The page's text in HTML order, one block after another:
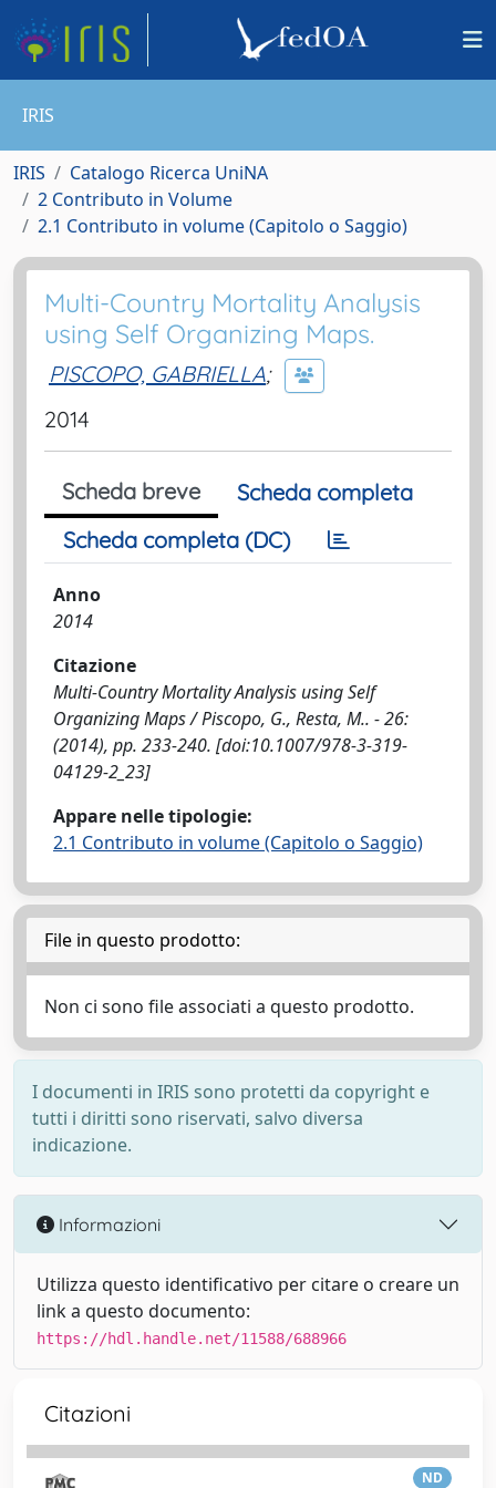
IRIS
IRIS
Catalogo Ricerca UniNA
2 Contributo in Volume
2.1 Contributo in volume (Capitolo o Saggio)
Multi-Country Mortality Analysis
using Self Organizing Maps.
PISCOPO, GABRIELLA;
2014
Scheda breve
Scheda completa
Scheda completa (DC)
Anno
2014
Citazione
Multi-Country Mortality Analysis using Self
Organizing Maps / Piscopo, G., Resta, M.. - 26:
(2014), pp. 233-240. [doi:10.1007/978-3-319-
04129-2_23]
Appare nelle tipologie:
2.1 Contributo in volume (Capitolo o Saggio)
File in questo prodotto:
Non ci sono file associati a questo prodotto.
I documenti in IRIS sono protetti da copyright e
tutti i diritti sono riservati, salvo diversa
indicazione.
Informazioni
Utilizza questo identificativo per citare o creare un
link a questo documento:
https://hdl.handle.net/11588/688966
Citazioni
ND